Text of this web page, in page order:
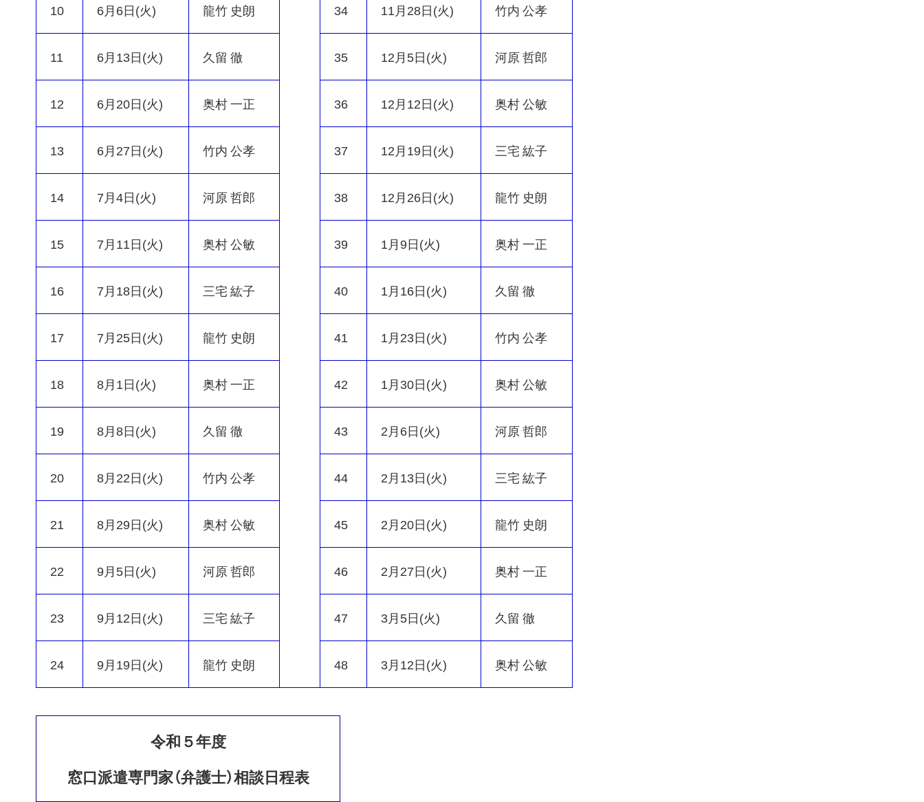
10 6月6日(火) 龍竹 史朗 34 11月28日(火) 竹内 公孝
11 6月13日(火) 久留 徹 35 12月5日(火) 河原 哲郎
12 6月20日(火) 奥村 一正 36 12月12日(火) 奥村 公敏
13 6月27日(火) 竹内 公孝 37 12月19日(火) 三宅 紘子
14 7月4日(火) 河原 哲郎 38 12月26日(火) 龍竹 史朗
15 7月11日(火) 奥村 公敏 39 1月9日(火) 奥村 一正
16 7月18日(火) 三宅 紘子 40 1月16日(火) 久留 徹
17 7月25日(火) 龍竹 史朗 41 1月23日(火) 竹内 公孝
18 8月1日(火) 奥村 一正 42 1月30日(火) 奥村 公敏
19 8月8日(火) 久留 徹 43 2月6日(火) 河原 哲郎
20 8月22日(火) 竹内 公孝 44 2月13日(火) 三宅 紘子
21 8月29日(火) 奥村 公敏 45 2月20日(火) 龍竹 史朗
22 9月5日(火) 河原 哲郎 46 2月27日(火) 奥村 一正
23 9月12日(火) 三宅 紘子 47 3月5日(火) 久留 徹
24 9月19日(火) 龍竹 史朗 48 3月12日(火) 奥村 公敏
令和５年度
窓口派遣専門家（弁護士）相談日程表